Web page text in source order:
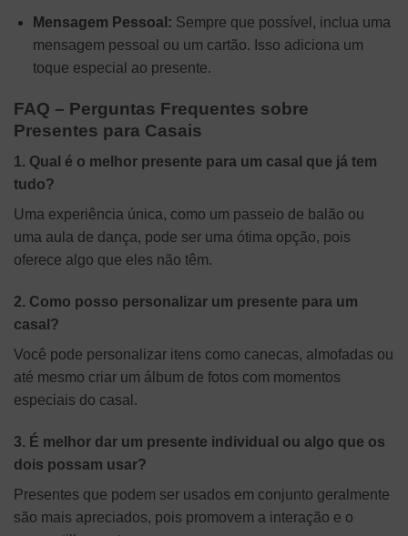
Mensagem Pessoal: Sempre que possível, inclua uma
mensagem pessoal ou um cartão. Isso adiciona um
toque especial ao presente.
FAQ – Perguntas Frequentes sobre
Presentes para Casais
1. Qual é o melhor presente para um casal que já tem
tudo?
Uma experiência única, como um passeio de balão ou
uma aula de dança, pode ser uma ótima opção, pois
oferece algo que eles não têm.
2. Como posso personalizar um presente para um
casal?
Você pode personalizar itens como canecas, almofadas ou
até mesmo criar um álbum de fotos com momentos
especiais do casal.
3. É melhor dar um presente individual ou algo que os
dois possam usar?
Presentes que podem ser usados em conjunto geralmente
são mais apreciados, pois promovem a interação e o